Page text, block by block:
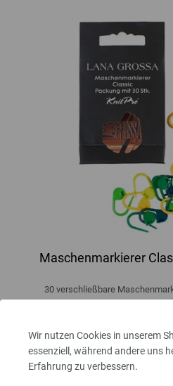
Wir nutzen Cookies in unserem
essenziell, während andere uns
Erfahrung zu verbessern.
Maschenmarkierer
30 verschließbare
MENGE